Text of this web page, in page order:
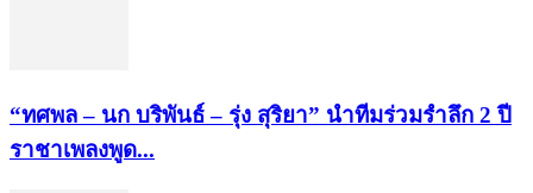
“ทศพล – นก บริพันธ์ – รุ่ง สุริยา” นำทีมร่วมรำลึก 2 ปี
ราชาเพลงพูด...